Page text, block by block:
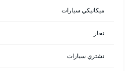
ميكانيكي سيارات
نجار
نشتري سيارات